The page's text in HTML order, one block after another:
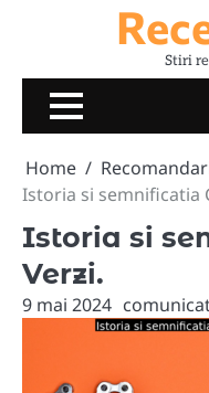
Stiri
Home
Istoria si semnificatia
Istoria si
Verzi.
9 mai 2024